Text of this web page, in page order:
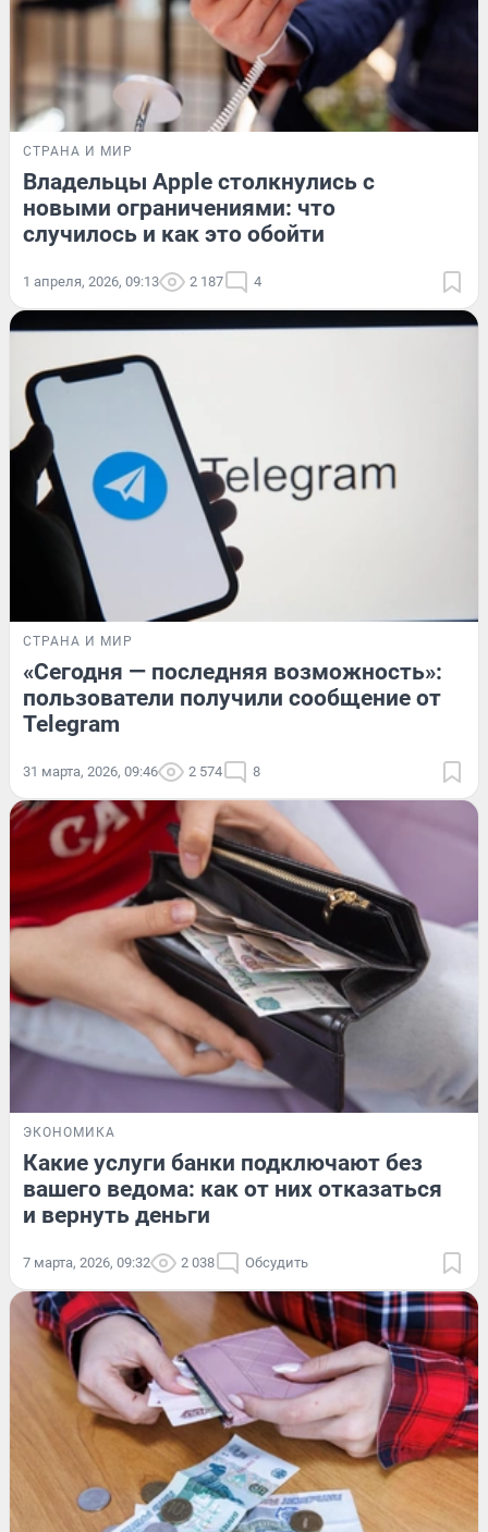
СТРАНА И МИР
Владельцы Apple столкнулись с
новыми ограничениями: что
случилось и как это обойти
1 апреля, 2026, 09:13 2 187 4
СТРАНА И МИР
«Сегодня — последняя возможность»:
пользователи получили сообщение от
Telegram
31 марта, 2026, 09:46 2 574 8
ЭКОНОМИКА
Какие услуги банки подключают без
вашего ведома: как от них отказаться
и вернуть деньги
7 марта, 2026, 09:32 2 038 Обсудить